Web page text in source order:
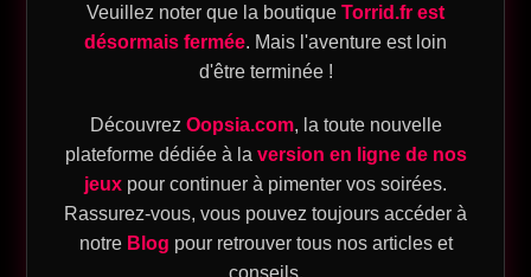
En prime, une playlist douce et la lumière
naturelle créent un cadre de confiance.
2) Marche longue pour se
raconter la semaine
Une heure à bon pas, ville ou parc, suffit
Veuillez noter que la boutique Torrid.fr est
désormais fermée. Mais l'aventure est loin
d'être terminée !
Découvrez Oopsia.com, la toute nouvelle
plateforme dédiée à la version en ligne de nos
jeux pour continuer à pimenter vos soirées.
Rassurez-vous, vous pouvez toujours accéder à
notre Blog pour retrouver tous nos articles et
conseils.